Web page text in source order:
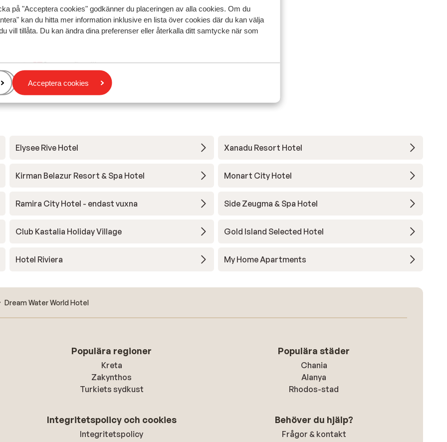
på "Acceptera cookies" godkänner du placeringen av alla cookies. Om du
kan du hitta mer information inklusive en lista över cookies där du kan välja
vill tillåta. Du kan ändra dina preferenser eller återkalla ditt samtycke när som
Acceptera cookies
is
tilbage til det hotel. De fleste er serv personale virker
negative. Aircondition virker ikke på værelset så vi fik
en tekniker stort set hver dag oppe og kigge på det.
tilbage til det hotel. De fleste er serv personale virker
negative. Aircondition virker ikke på værelset så vi fik
en tekniker stort set hver dag oppe og kigge på det.
AnonymFamilj
Elysee Rive Hotel Xanadu Resort Hotel
Kirman Belazur Resort & Spa Hotel Monart City Hotel
Ramira City Hotel - endast vuxna Side Zeugma & Spa Hotel
Club Kastalia Holiday Village Gold Island Selected Hotel
Hotel Riviera My Home Apartments
Dream Water World Hotel
Populära regioner
Kreta
Zakynthos
Turkiets sydkust
Populära städer
Chania
Alanya
Rhodos-stad
Integritetspolicy och cookies
Integritetspolicy
Behöver du hjälp?
Frågor & kontakt